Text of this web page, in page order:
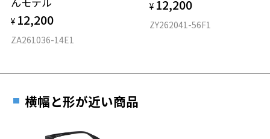
フロント素材：アセテート
¥ 12,200
ZA261036-14E1
¥ 12,200
ZY262041-56F1
横幅と形が近い商品